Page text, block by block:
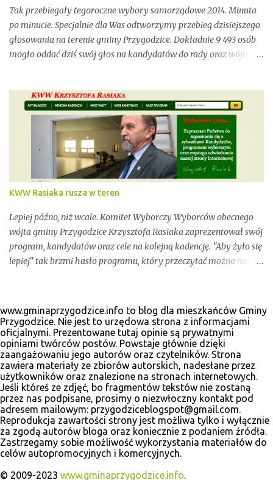
Tak przebiegały tegoroczne wybory samorządowe 2014. Minuta
po minucie. Specjalnie dla Was odtworzymy przebieg dzisiejszego
głosowania na terenie gminy Przygodzice. Dokładnie 9 493 osób
mogło oddać dziś swój głos na kandydatów do rady oraz wójta.
uważać. Incydentów podczas głosowania nie brakowało.
Wszystko zawarte zostanie w poniższym kalendarium.
Zaczynamy! Wystarczy, że odświeżysz stronę, a kolejne newsy
pojawią się w tym poście. Pozostańmy w stałym kontakcie.
KWW Rasiaka rusza w teren
Lepiej późno, niż wcale. Komitet Wyborczy Wyborców obecnego
wójta gminy Przygodzice Krzysztofa Rasiaka zaprezentował swój
program, kandydatów oraz cele na kolejną kadencję. "Aby żyło się
lepiej" tak brzmi hasło programu, który przeczytać można na
mijającej kadencji 2010-2014, wcześniej był członkiem zarządu
powiatu ostrowskiego i wicestarostą. Wśród kandydatów na
radnych gminnych zobaczyć wiele dobrze znanych postaci, ale
także nowe twarze. Poniżej materiały wyborcze, które udało nam
się zebrać.
www.gminaprzygodzice.info to blog dla mieszkańców Gminy
Przygodzice. Nie jest to urzędowa strona z informacjami
oficjalnymi. Prezentowane tutaj opinie są prywatnymi
opiniami twórców postów. Powstaje głównie dzięki
zaangażowaniu jego autorów oraz czytelników. Strona
zawiera materiały ze zbiorów autorskich, nadesłane przez
użytkowników oraz znalezione na stronach internetowych.
Jeśli któreś ze zdjęć, bo fragmentów tekstów nie zostaną
przez nas podpisane, prosimy o niezwłoczny kontakt pod
adresem mailowym: przygodziceblogspot@gmail.com.
Reprodukcja zawartości strony jest możliwa tylko i wyłącznie
za zgodą autorów bloga oraz koniecznie z podaniem źródła.
Zastrzegamy sobie możliwość wykorzystania materiałów do
celów autopromocyjnych i komercyjnych.
© 2009-2023 www.gminaprzygodzice.info.